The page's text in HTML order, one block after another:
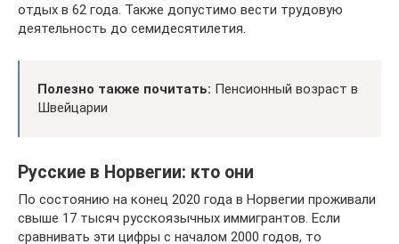
отдых в 62 года. Также допустимо вести трудовую
деятельность до семидесятилетия.
Полезно также почитать: Пенсионный возраст в
Швейцарии
Русские в Норвегии: кто они
По состоянию на конец 2020 года в Норвегии проживали
свыше 17 тысяч русскоязычных иммигрантов. Если
сравнивать эти цифры с началом 2000 годов, то